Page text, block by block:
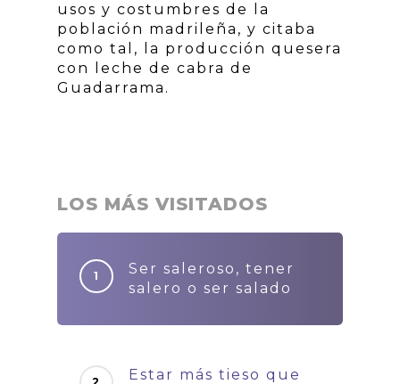
usos y costumbres de la
población madrileña, y citaba
como tal, la producción quesera
con leche de cabra de
Guadarrama.
LOS MÁS VISITADOS
Ser saleroso, tener
salero o ser salado
Estar más tieso que